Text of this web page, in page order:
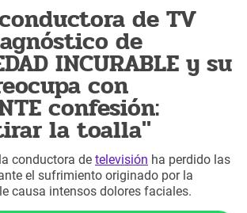
de TV
de
INCURABLE y su
con
confesión:
la toalla"
conductora de televisión ha perdido las
el sufrimiento originado por la
causa intensos dolores faciales.